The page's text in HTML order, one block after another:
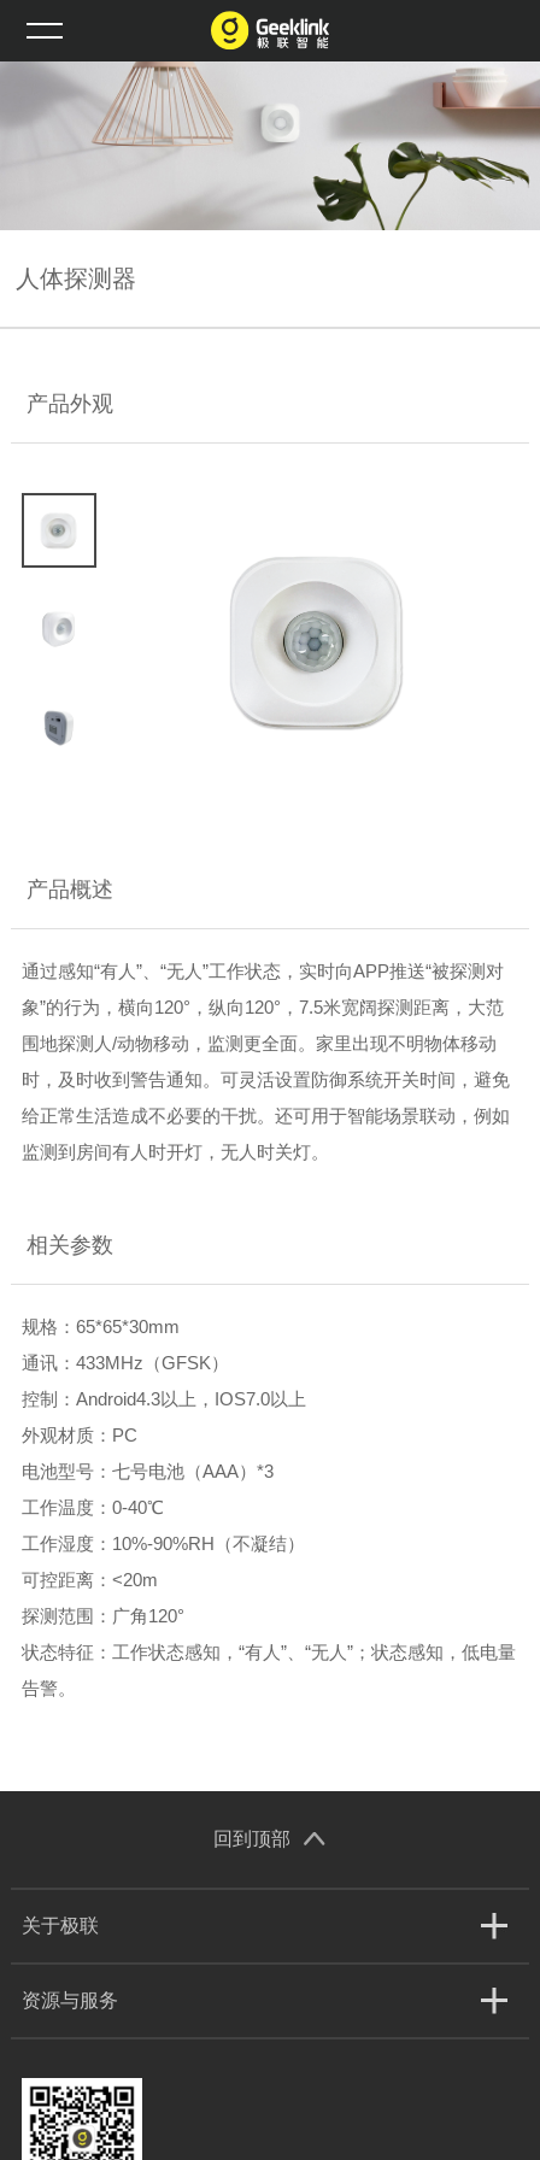
人体探测器
产品外观
产品概述
通过感知“有人”、“无人”工作状态，实时向APP推送“被探测对
象”的行为，横向120°，纵向120°，7.5米宽阔探测距离，大范
围地探测人/动物移动 ，监测更全面。家里出现不明物体移动
时，及时收到警告通知。 可灵活设置防御系统开关时间，避免
给正常生活造成不必要的干扰。还可用于智能场景联动，例如
监测到房间有人时开灯，无人时关灯。
相关参数
规格： 65*65*30mm
通讯： 433MHz（GFSK）
控制： Android4.3以上，IOS7.0以上
外观材质： PC
电池型号：七号电池（AAA）*3
工作温度： 0-40℃
工作湿度： 10%-90%RH（不凝结）
可控距离： <20m
探测范围：广角120°
状态特征：工作状态感知， “有人”、“无人”；状态感知，低电量
告警。
回到顶部
关于极联
资源与服务